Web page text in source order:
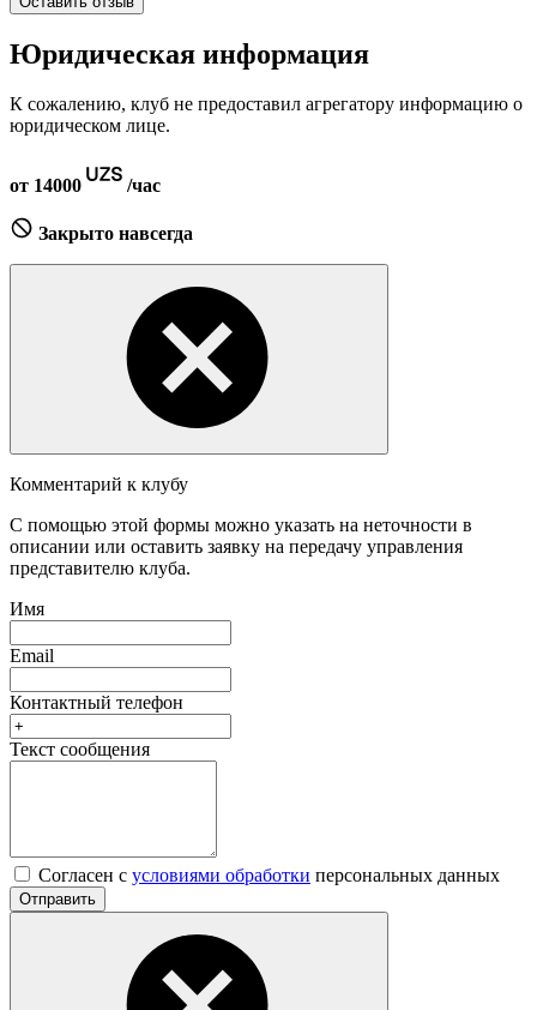
Юридическая информация
К сожалению, клуб не предоставил агрегатору информацию о
юридическом лице.
от 14000 /час
Закрыто навсегда
Комментарий к клубу
С помощью этой формы можно указать на неточности в
описании или оставить заявку на передачу управления
представителю клуба.
Имя
Email
Контактный телефон
Текст сообщения
Согласен с условиями обработки персональных данных
Отправить